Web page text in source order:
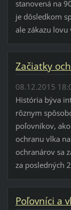
stanovená na
je dôsledkom
ale zákazu
Začiatky
08.12.2015
História býva
rôznym
poľovníkov,
ochranu vlka
ochranárov sa
za posledných
Poľovníci a